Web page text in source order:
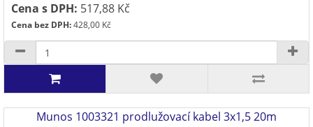
Cena s DPH: 517,88 Kč
Cena bez DPH:428,00 Kč
Munos 1003321 prodlužovací kabel 3x1,5 20m